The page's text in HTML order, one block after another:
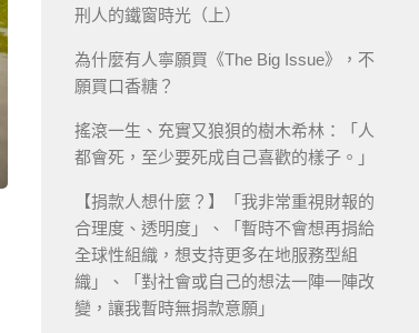
刑人的鐵窗時光（上）
為什麼有人寧願買《The Big Issue》，不
願買口香糖？
搖滾一生、充實又狼狽的樹木希林：「人
都會死，至少要死成自己喜歡的樣子。」
【捐款人想什麼？】「我非常重視財報的
合理度、透明度」、「暫時不會想再捐給
全球性組織，想支持更多在地服務型組
織」、「對社會或自己的想法一陣一陣改
變，讓我暫時無捐款意願」